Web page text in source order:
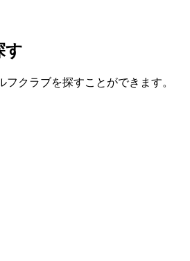
す
フクラブを探すことができます。